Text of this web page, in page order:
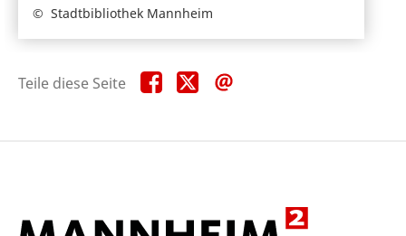
Stadtbibliothek Mannheim
Teile diese Seite Teile
diese
Teile
diese